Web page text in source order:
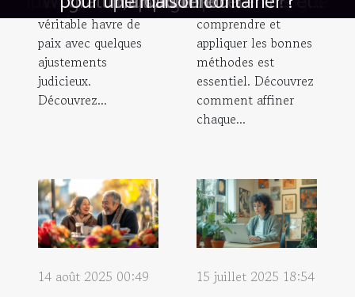
lieu peut devenir un
véritable havre de
paix avec quelques
ajustements
judicieux.
Découvrez...
pilotage,
comprendre et
appliquer les bonnes
méthodes est
essentiel. Découvrez
comment affiner
chaque...
14 août 2025 00:49
15 juillet 2025 18:54
stratégies pour les nouveaux joueurs